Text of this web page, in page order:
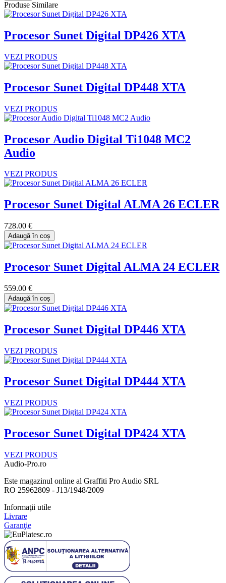
Produse Similare
Procesor Sunet Digital DP426 XTA
VEZI PRODUS
Procesor Sunet Digital DP448 XTA
VEZI PRODUS
Procesor Audio Digital Ti1048 MC2
Audio
VEZI PRODUS
Procesor Sunet Digital ALMA 26 ECLER
728.00 €
Adaugă în coș
Procesor Sunet Digital ALMA 24 ECLER
559.00 €
Adaugă în coș
Procesor Sunet Digital DP446 XTA
VEZI PRODUS
Procesor Sunet Digital DP444 XTA
VEZI PRODUS
Procesor Sunet Digital DP424 XTA
VEZI PRODUS
Audio-Pro.ro
Este magazinul online al Graffiti Pro Audio SRL
RO 25962809 - J13/1948/2009
Informaţii utile
Livrare
Garanţie